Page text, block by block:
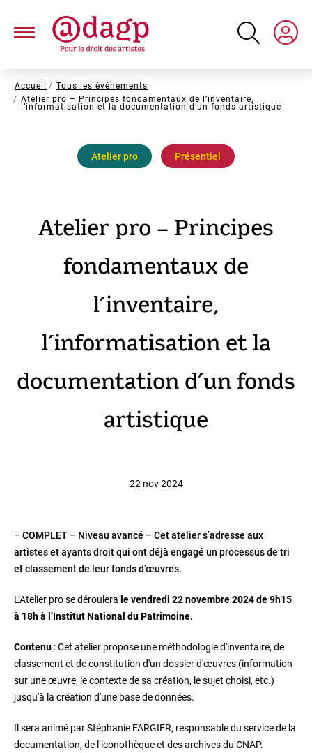
contenu
Fil
d'Ariane
Accueil
Tous les événements
Atelier pro – Principes fondamentaux de l’inventaire,
l’informatisation et la documentation d’un fonds artistique
Atelier pro Présentiel
Atelier pro – Principes
fondamentaux de
l’inventaire,
l’informatisation et la
documentation d’un fonds
artistique
22 nov 2024
– COMPLET – Niveau avancé – Cet atelier s’adresse aux
artistes et ayants droit qui ont déjà engagé un processus de tri
et classement de leur fonds d’œuvres.
L’Atelier pro se déroulera le vendredi 22 novembre 2024 de 9h15
à 18h à l’Institut National du Patrimoine.
Contenu : Cet atelier propose une méthodologie d'inventaire, de
classement et de constitution d'un dossier d'œuvres (information
sur une œuvre, le contexte de sa création, le sujet choisi, etc.)
jusqu'à la création d'une base de données.
Il sera animé par Stéphanie FARGIER, responsable du service de la
documentation, de l’iconothèque et des archives du CNAP.